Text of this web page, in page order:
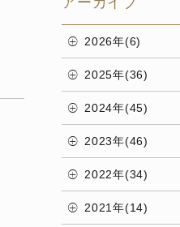
2026年(6)
2025年(36)
2024年(45)
2023年(46)
2022年(34)
2021年(14)